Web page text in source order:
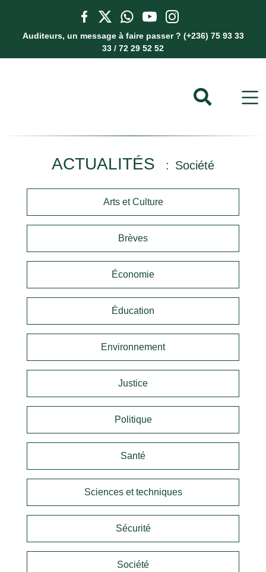
Auditeurs, un message à faire passer ? (+236) 75 93 33
33 / 72 29 52 52
ACTUALITÉS Société
Arts et Culture
Brèves
Économie
Éducation
Environnement
Justice
Politique
Santé
Sciences et techniques
Sécurité
Société